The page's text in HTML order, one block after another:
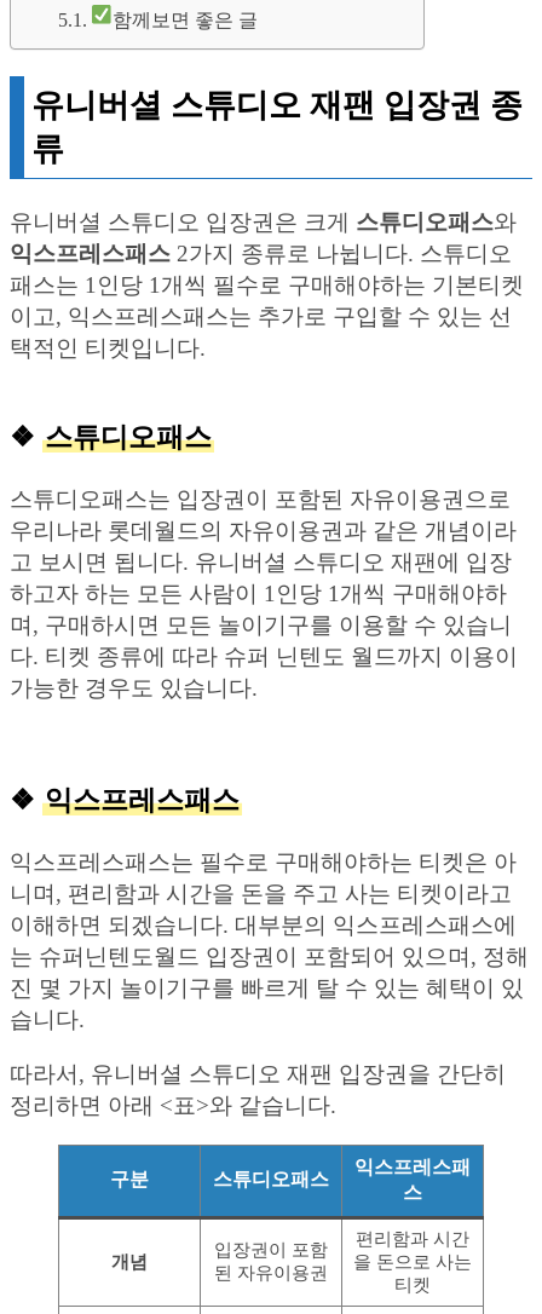
함께보면 좋은 글
유니버셜 스튜디오 재팬 입장권 종
류
유니버셜 스튜디오 입장권은 크게 스튜디오패스와
익스프레스패스 2가지 종류로 나뉩니다. 스튜디오
패스는 1인당 1개씩 필수로 구매해야하는 기본티켓
이고, 익스프레스패스는 추가로 구입할 수 있는 선
택적인 티켓입니다.
❖ 스튜디오패스
스튜디오패스는 입장권이 포함된 자유이용권으로
우리나라 롯데월드의 자유이용권과 같은 개념이라
고 보시면 됩니다. 유니버셜 스튜디오 재팬에 입장
하고자 하는 모든 사람이 1인당 1개씩 구매해야하
며, 구매하시면 모든 놀이기구를 이용할 수 있습니
다. 티켓 종류에 따라 슈퍼 닌텐도 월드까지 이용이
가능한 경우도 있습니다.
❖ 익스프레스패스
익스프레스패스는 필수로 구매해야하는 티켓은 아
니며, 편리함과 시간을 돈을 주고 사는 티켓이라고
이해하면 되겠습니다. 대부분의 익스프레스패스에
는 슈퍼닌텐도월드 입장권이 포함되어 있으며, 정해
진 몇 가지 놀이기구를 빠르게 탈 수 있는 혜택이 있
습니다.
따라서, 유니버셜 스튜디오 재팬 입장권을 간단히
정리하면 아래 <표>와 같습니다.
구분 스튜디오패스
익스프레스패
스
개념
입장권이 포함
된 자유이용권
편리함과 시간
을 돈으로 사는
티켓